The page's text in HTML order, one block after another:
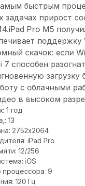
быстрым
задачах прирост
Pro M5
поддержку
скачок: если
7 способен
с облачными
в высоком
1 год
13
2752x2064
iPad Pro
12/256
iOS
процессора: 9
120 Гц